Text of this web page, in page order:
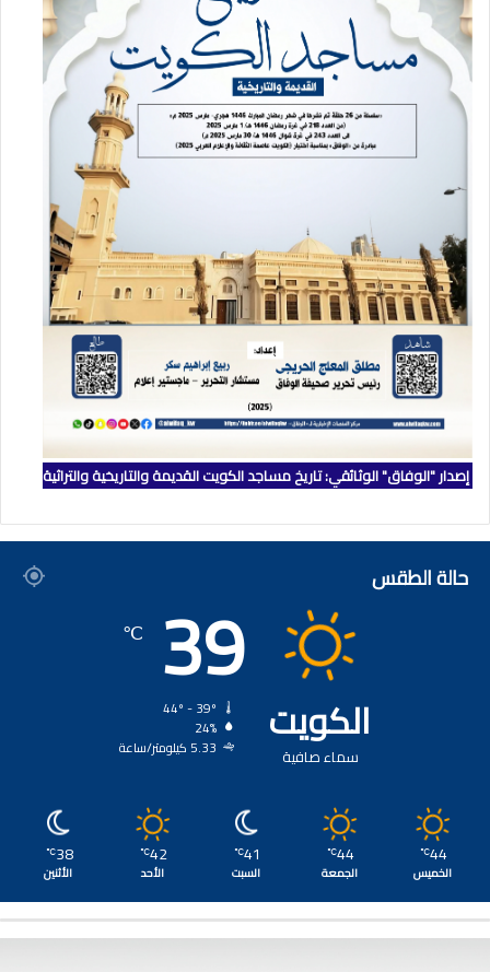
إصدار "الوفاق" الوثائقي: تاريخ مساجد الكويت القديمة والتاريخية والتراثية
حالة الطقس
الكويت
سماء صافية
39
℃
24%
5.33 كيلومتر/ساعة
44
℃
الخميس
44
℃
الجمعة
41
℃
السبت
42
℃
الأحد
38
℃
الأثنين